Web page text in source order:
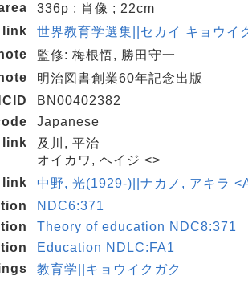
336p : 肖像 ; 22cm
link
世界教育学選集||セカイ キョウ
監修: 梅根悟, 勝田守一
明治図書創業60年記念出版
BN00402382
Japanese
link
及川, 平治
オイカワ, ヘイジ <>
link
中野, 光(1929-)||ナカノ, アキラ
NDC6:371
Theory of education NDC8:371
Education NDLC:FA1
教育学||キョウイクガク